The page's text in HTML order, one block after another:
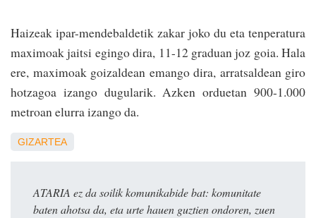
Haizeak ipar-mendebaldetik zakar joko du eta tenperatura
maximoak jaitsi egingo dira, 11-12 graduan joz goia. Hala
ere, maximoak goizaldean emango dira, arratsaldean giro
hotzagoa izango dugularik. Azken orduetan 900-1.000
metroan elurra izango da.
GIZARTEA
ATARIA ez da soilik komunikabide bat: komunitate
baten ahotsa da, eta urte hauen guztien ondoren, zuen